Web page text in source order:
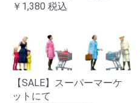
￥1,380 税込
【SALE】スーパーマーケ
ットにて